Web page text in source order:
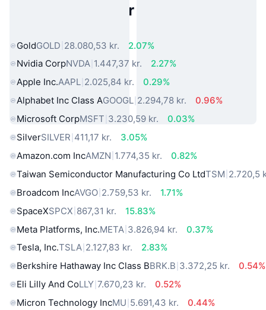
Populære aktiver fra den virkelige
GoldGOLD 28.080,53 kr.
2.07%
Nvidia CorpNVDA 1.447,37 kr.
2.27%
Apple Inc.AAPL 2.025,84 kr.
0.29%
Alphabet Inc Class AGOOGL 2.294,78 kr.
0.96%
Microsoft CorpMSFT 3.230,59 kr.
0.03%
SilverSILVER 411,17 kr.
3.05%
Amazon.com IncAMZN 1.774,35 kr.
0.82%
Taiwan Semiconductor Manufacturing Co LtdTSM 2.720,5
Broadcom IncAVGO 2.759,53 kr.
1.71%
SpaceXSPCX 867,31 kr.
15.83%
Meta Platforms, Inc.META 3.826,94 kr.
0.37%
Tesla, Inc.TSLA 2.127,83 kr.
2.83%
Berkshire Hathaway Inc Class BBRK.B 3.372,25 kr.
0.54%
Eli Lilly And CoLLY 7.670,23 kr.
0.52%
Micron Technology IncMU 5.691,43 kr.
0.44%